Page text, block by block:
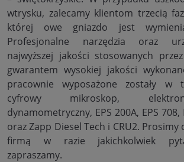
wtrysku, zalecamy klientom trzecią
której owe gniazdo jest
Profesjonalne narzędzia oraz
najwyższej jakości stosowanych
gwarantem wysokiej jakości
pracownie wyposażone zostały w
cyfrowy mikroskop,
dynamometryczny, EPS 200A, EPS 708,
oraz Zapp Diesel Tech i CRU2. Prosimy
firmą w razie jakichkolwiek
zapraszamy.